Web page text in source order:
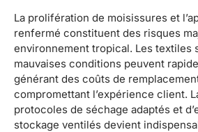
La prolifération de moisissures et
renfermé constituent des risques
environnement tropical. Les textiles
mauvaises conditions peuvent
générant des coûts de
compromettant l’expérience client.
protocoles de séchage adaptés et
stockage ventilés devient